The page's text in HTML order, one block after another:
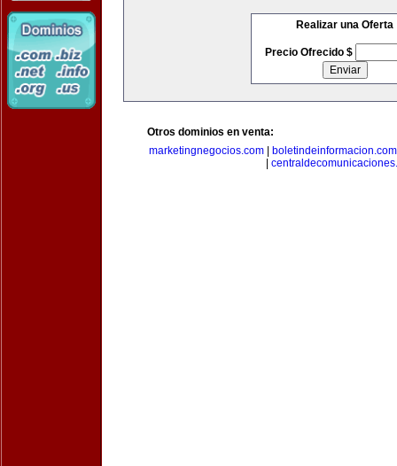
Realizar una Oferta
Precio Ofrecido $
Otros dominios en venta:
marketingnegocios.com
boletindeinformacion.com